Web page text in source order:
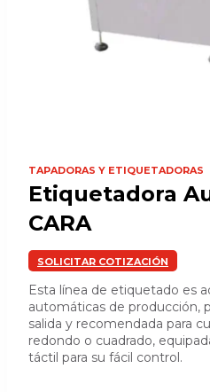
TAPADORAS Y ETIQUETADORAS
Etiquetadora
CARA
SOLICITAR COTIZACIÓN
Esta línea de etiquetado es
automáticas de producción,
salida y recomendada para
redondo o cuadrado,
táctil para su fácil control.